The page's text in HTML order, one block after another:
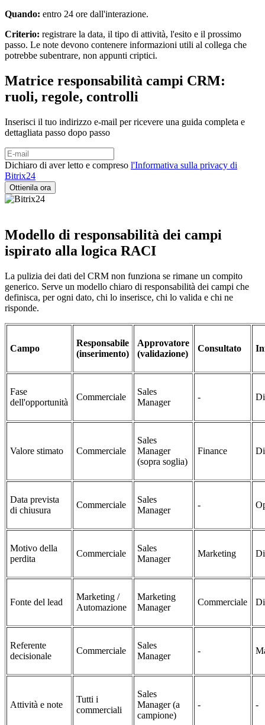
Quando: entro 24 ore dall'interazione.
Criterio: registrare la data, il tipo di attività, l'esito e il prossimo
passo. Le note devono contenere informazioni utili al collega che
potrebbe subentrare, non appunti criptici.
Matrice responsabilità campi CRM:
ruoli, regole, controlli
Inserisci il tuo indirizzo e-mail per ricevere una guida completa e
dettagliata passo dopo passo
Dichiaro di aver letto e compreso l'Informativa sulla privacy di
Bitrix24
Modello di responsabilità dei campi
ispirato alla logica RACI
La pulizia dei dati del CRM non funziona se rimane un compito
generico. Serve un modello chiaro di responsabilità dei campi che
definisca, per ogni dato, chi lo inserisce, chi lo valida e chi ne
risponde.
Campo
Responsabile
(inserimento)
Approvatore
(validazione)
Consultato
Fase
dell'opportunità
Commerciale
Sales
Manager
-
Valore stimato Commerciale
Sales
Manager
(sopra soglia)
Finance
Data prevista
di chiusura
Commerciale
Sales
Manager
-
Motivo della
perdita
Commerciale
Sales
Manager
Marketing
Fonte del lead
Marketing /
Automazione
Marketing
Manager
Commerciale
Referente
decisionale
Commerciale
Sales
Manager
-
Attività e note
Tutti i
commerciali
Sales
Manager (a
campione)
- -